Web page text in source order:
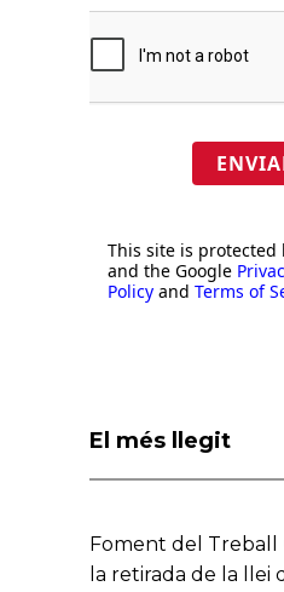
This site is protected
and the Google
Policy and Terms of
El més llegit
Foment del Treball
la retirada de la llei